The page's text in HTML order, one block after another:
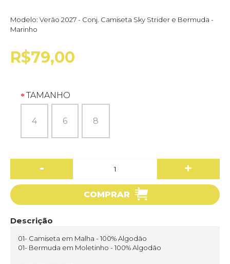
Modelo: Verão 2027 - Conj. Camiseta Sky Strider e Bermuda -
Marinho
R$79,00
TAMANHO
4 6 8
- +
COMPRAR
Descrição
01- Camiseta em Malha - 100% Algodão
01- Bermuda em Moletinho - 100% Algodão